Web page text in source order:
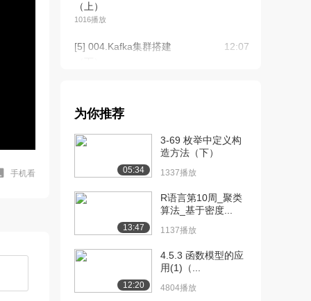
手机看
（上）
1016播放
[5] 004.Kafka集群搭建
12:07
费者测...
[7] 005.Kafka生产者、消
[8] 006.Kafka的基准测试
07:19
[9] 006.Kafka的基准测试
为你推荐
05:34
3-69 枚举中定义构
造方法（下）
1337播放
13:47
R语言第10周_聚类
算法_基于密度...
1137播放
12:20
4.5.3 函数模型的应
用(1)（...
4804播放